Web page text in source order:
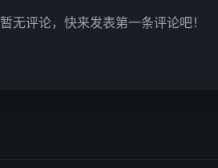
暂无评论，快来发表第一条评论吧！